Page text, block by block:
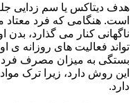
هدف دیتاکس یا سم زدایی
است. هنگامی که فرد
ناگهانی کنار می گذارد،
تواند فعالیت های روزانه ی
بستگی به میزان مصرف فرد
این روش دارد، زیرا ترک
دارد.